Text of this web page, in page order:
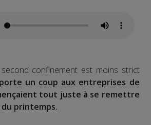
confinement est moins strict
un coup aux entreprises de
tout juste à se remettre
printemps.